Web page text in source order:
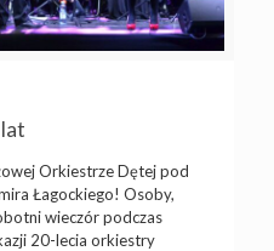
Orkiestrze Dętej pod
Łagockiego! Osoby,
wieczór podczas
20-lecia orkiestry